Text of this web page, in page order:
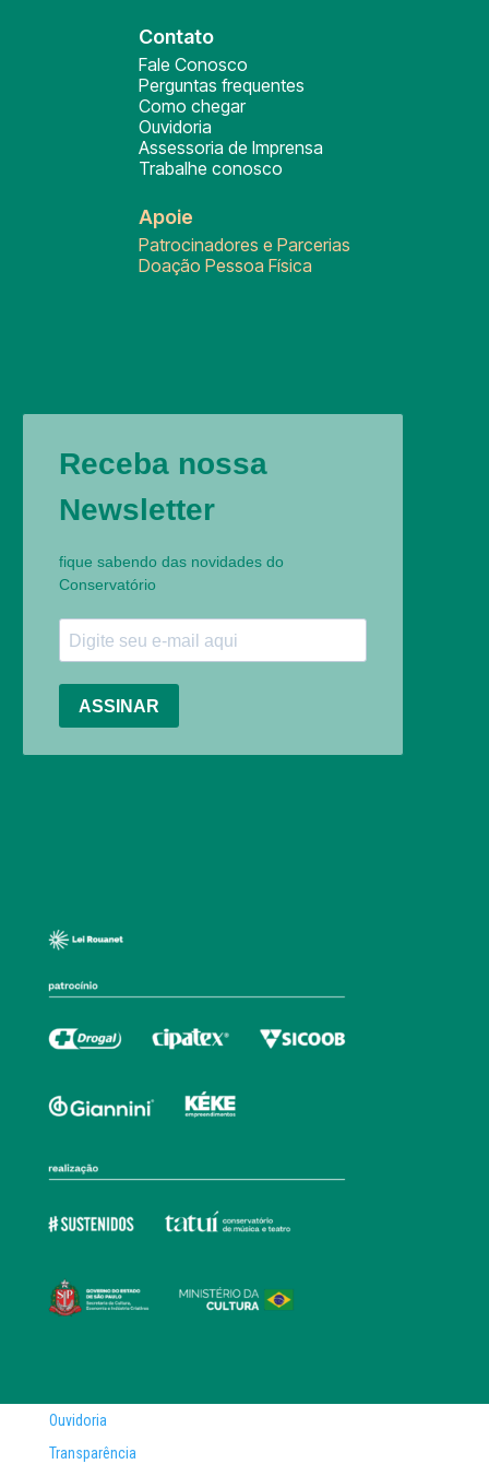
Contato
Fale Conosco
Perguntas frequentes
Como chegar
Ouvidoria
Assessoria de Imprensa
Trabalhe conosco
Apoie
Patrocinadores e Parcerias
Doação Pessoa Física
Ouvidoria
Transparência